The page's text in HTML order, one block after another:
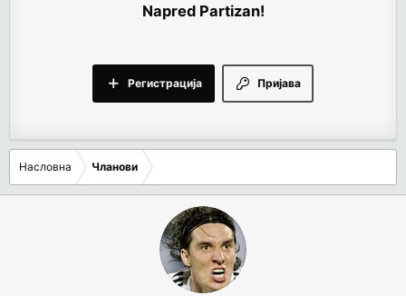
Napred Partizan!
Пријава
Регистрација
Насловна Чланови